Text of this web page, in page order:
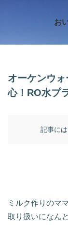
お
オーケンウ
心！RO水プ
記事に
ミルク作りのマ
取り扱いになん